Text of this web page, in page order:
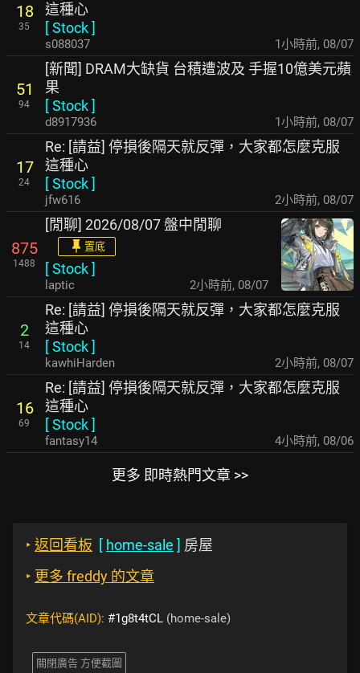
18
35
這種心
[Stock]
s088037 1小時前, 08/07
51
94
[新聞] DRAM大缺貨 台積遭波及 手握10億美元蘋
果
[Stock]
d8917936 1小時前, 08/07
17
24
Re: [請益] 停損後隔天就反彈，大家都怎麼克服
這種心
[Stock]
jfw616 2小時前, 08/07
875
1488
[閒聊] 2026/08/07 盤中閒聊
置底
[Stock]
laptic 2小時前, 08/07
2
14
Re: [請益] 停損後隔天就反彈，大家都怎麼克服
這種心
[Stock]
kawhiHarden 2小時前, 08/07
16
69
Re: [請益] 停損後隔天就反彈，大家都怎麼克服
這種心
[Stock]
fantasy14 4小時前, 08/06
更多 即時熱門文章 >>
‣ 返回看板 [ home-sale ] 房屋
‣ 更多 freddy 的文章
文章代碼(AID): #1g8t4tCL (home-sale)
關閉廣告 方便截圖